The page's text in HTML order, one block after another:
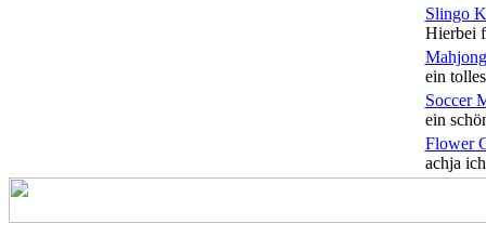
Slingo
Hierbei
ein
Soccer
ein
Flower
achja